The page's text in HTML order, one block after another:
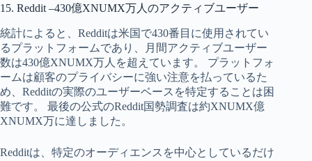
15. Reddit –430億XNUMX万人のアクティブユーザー
統計によると、Redditは米国で430番目に使用されてい
るプラ​​ットフォームであり、月間アクティブユーザー
数は430億XNUMX万人を超えています。 プラットフォ
ームは顧客のプライバシーに強い注意を払っているた
め、Redditの実際のユーザーベースを特定することは困
難です。 最後の公式のReddit国勢調査は約XNUMX億
XNUMX万に達しました。
Redditは、特定のオーディエンスを中心としているだけ